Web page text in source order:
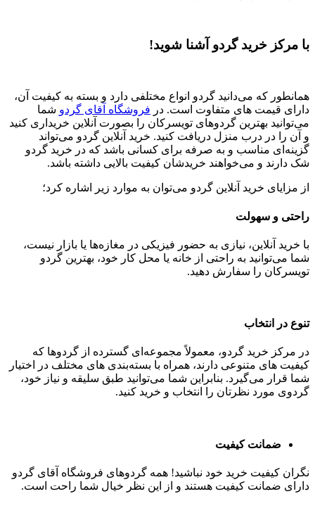
با مرکز خرید گردو آشنا شوید!
همانطور که می‌دانید گردو انواع مختلفی دارد و بسته به کیفیت آن،
دارای قیمت های متفاوت است. در فروشگاه آقای گردو شما
می‌توانید بهترین گردوهای تویسرکان را بصورت آنلاین خریداری کنید
و آن را در درب منزل دریافت کنید. خرید آنلاین گردو می‌تواند
گزینه‌ای مناسب و به صرفه برای کسانی باشد که در خرید گردو
شک دارند و می‌خواهند خریدشان کیفیت بالایی داشته باشد.
از مزایای خرید آنلاین گردو می‌توان به موارد زیر اشاره کرد؛
راحتی و سهولت
با خرید آنلاین، نیازی به حضور فیزیکی در مغازه‌ها یا بازار نیست،
شما می‌توانید به راحتی از خانه یا محل کار خود، بهترین گردو
تویسرکان را سفارش دهید.
تنوع در انتخاب
در مرکز خرید گردو، معمولاً مجموعه‌ای گسترده از گردوها که
کیفیت های متنوعی دارند، همراه با بسته‌بندی‌ های مختلف در اختیار
شما قرار می‌گیرد. بنابراین شما می‌توانید طبق سلیقه و نیاز خود،
گردوی مورد نظرتان را انتخاب و خرید کنید.
ضمانت کیفیت
نگران کیفیت خرید خود نباشید! همه گردوهای فروشگاه آقای گردو
دارای ضمانت کیفیت هستند و از این نظر خیال شما راحت است.